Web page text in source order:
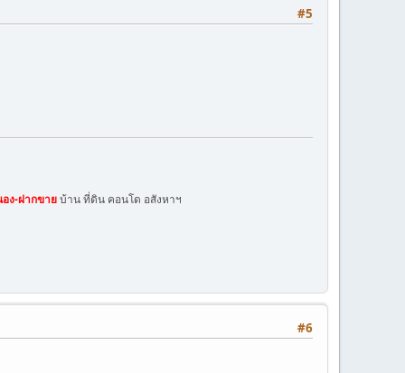
#5
ง-ฝากขายบ้าน ที่ดิน คอนโด อสังหาฯ
#6